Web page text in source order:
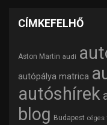
CÍMKEFELHŐ
Aston Martin audi
autópálya matrica
autóshírek
blog Budapest céges